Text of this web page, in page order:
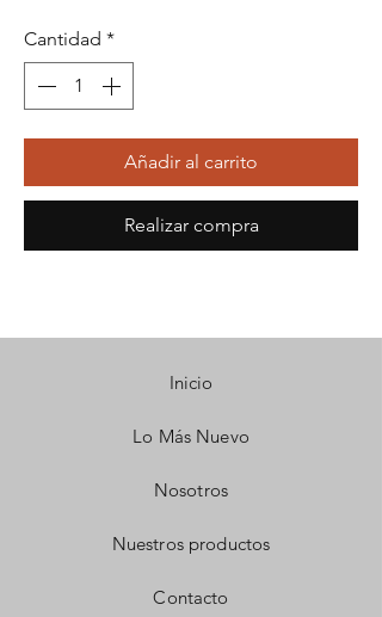
Cantidad *
Añadir al carrito
Realizar compra
Inicio
Lo Más Nuevo
Nosotros
Nuestros productos
Contacto